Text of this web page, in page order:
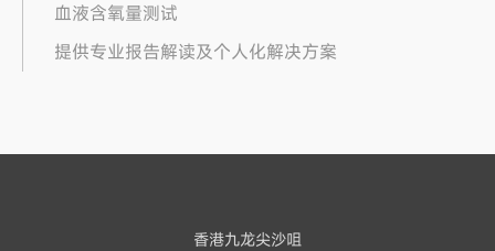
血液含氧量测试
提供专业报告解读及个人化解决方案
香港九龙尖沙咀